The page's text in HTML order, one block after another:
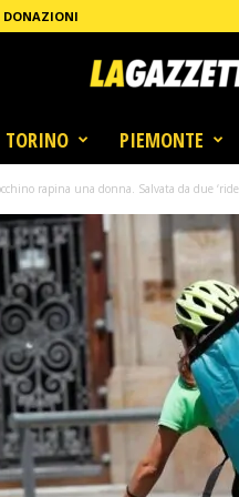
DONAZIONI
TORINO PIEMONTE
rapina una donna. Salvata da due